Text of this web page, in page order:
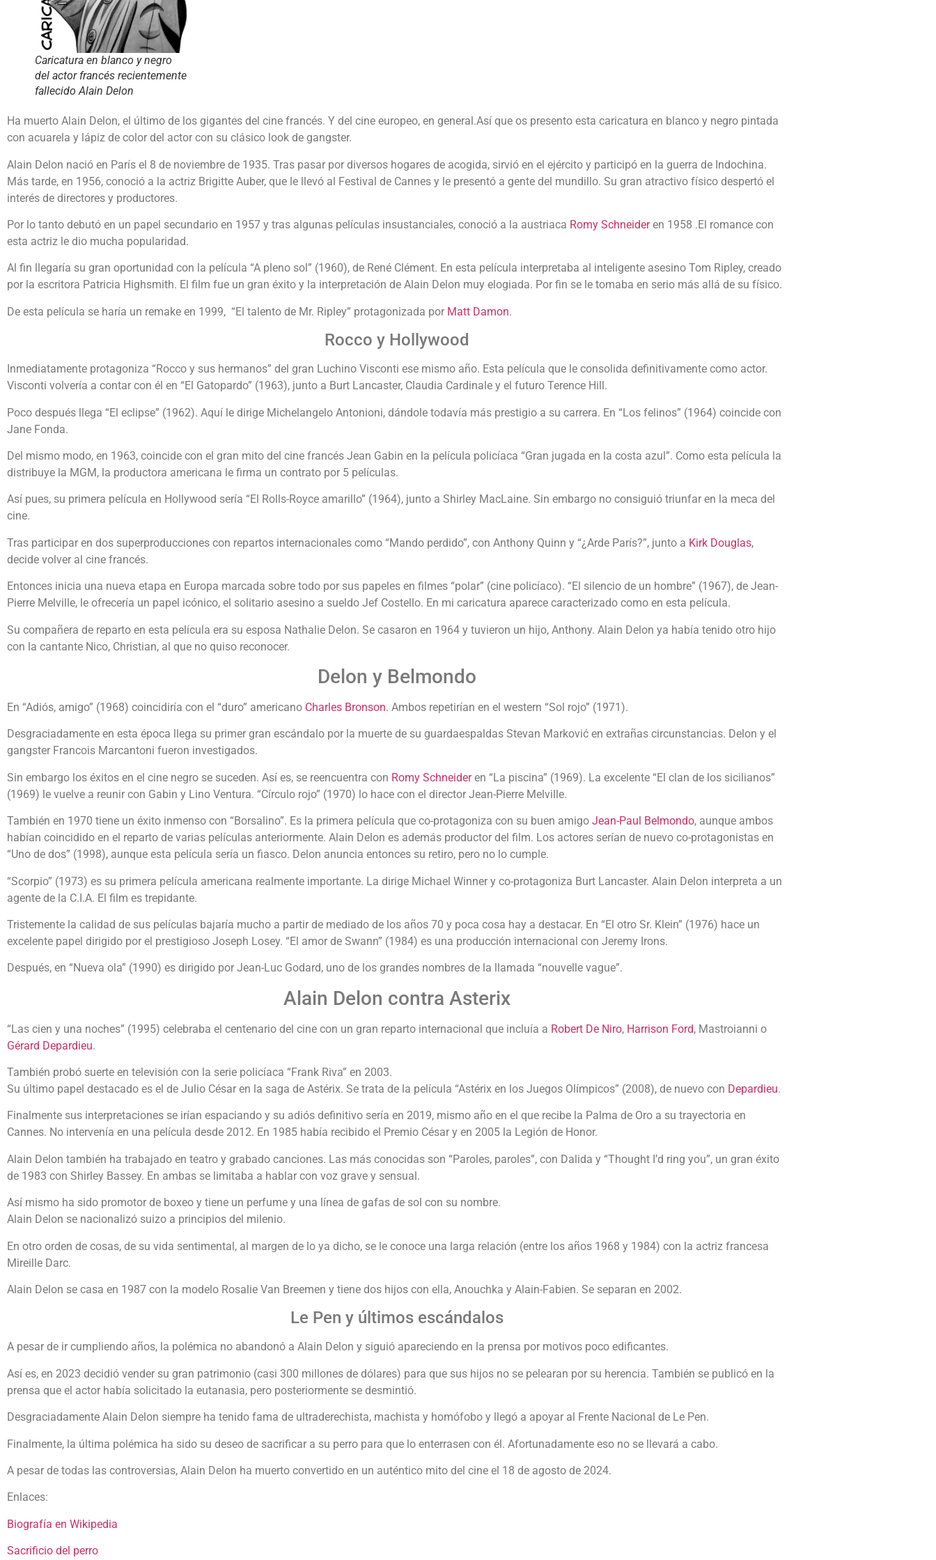
Caricatura en blanco y negro
del actor francés recientemente
fallecido Alain Delon
Ha muerto Alain Delon, el último de los gigantes del cine francés. Y del cine europeo, en general.Así que os presento esta caricatura en blanco y negro pintada
con acuarela y lápiz de color del actor con su clásico look de gangster.
Alain Delon nació en París el 8 de noviembre de 1935. Tras pasar por diversos hogares de acogida, sirvió en el ejército y participó en la guerra de Indochina.
Más tarde, en 1956, conoció a la actriz Brigitte Auber, que le llevó al Festival de Cannes y le presentó a gente del mundillo. Su gran atractivo físico despertó el
interés de directores y productores.
Por lo tanto debutó en un papel secundario en 1957 y tras algunas películas insustanciales, conoció a la austriaca Romy Schneideren 1958 .El romance con
esta actriz le dio mucha popularidad.
Al fin llegaría su gran oportunidad con la película “A pleno sol” (1960), de René Clément. En esta película interpretaba al inteligente asesino Tom Ripley, creado
por la escritora Patricia Highsmith. El film fue un gran éxito y la interpretación de Alain Delon muy elogiada. Por fin se le tomaba en serio más allá de su físico.
De esta película se haría un remake en 1999, “El talento de Mr. Ripley” protagonizada por Matt Damon.
Rocco y Hollywood
Inmediatamente protagoniza “Rocco y sus hermanos” del gran Luchino Visconti ese mismo año. Esta película que le consolida definitivamente como actor.
Visconti volvería a contar con él en “El Gatopardo” (1963), junto a Burt Lancaster, Claudia Cardinale y el futuro Terence Hill.
Poco después llega “El eclipse” (1962). Aquí le dirige Michelangelo Antonioni, dándole todavía más prestigio a su carrera. En “Los felinos” (1964) coincide con
Jane Fonda.
Del mismo modo, en 1963, coincide con el gran mito del cine francés Jean Gabin en la película policíaca “Gran jugada en la costa azul”. Como esta película la
distribuye la MGM, la productora americana le firma un contrato por 5 películas.
Así pues, su primera película en Hollywood sería “El Rolls-Royce amarillo” (1964), junto a Shirley MacLaine. Sin embargo no consiguió triunfar en la meca del
cine.
Tras participar en dos superproducciones con repartos internacionales como “Mando perdido”, con Anthony Quinn y “¿Arde París?”, junto a Kirk Douglas,
decide volver al cine francés.
Entonces inicia una nueva etapa en Europa marcada sobre todo por sus papeles en filmes “polar” (cine policíaco). “El silencio de un hombre” (1967), de Jean-
Pierre Melville, le ofrecería un papel icónico, el solitario asesino a sueldo Jef Costello. En mi caricatura aparece caracterizado como en esta película.
Su compañera de reparto en esta película era su esposa Nathalie Delon. Se casaron en 1964 y tuvieron un hijo, Anthony. Alain Delon ya había tenido otro hijo
con la cantante Nico, Christian, al que no quiso reconocer.
Delon y Belmondo
En “Adiós, amigo” (1968) coincidiría con el “duro” americano Charles Bronson. Ambos repetirían en el western “Sol rojo” (1971).
Desgraciadamente en esta época llega su primer gran escándalo por la muerte de su guardaespaldas Stevan Marković en extrañas circunstancias. Delon y el
gangster Francois Marcantoni fueron investigados.
Sin embargo los éxitos en el cine negro se suceden. Así es, se reencuentra con Romy Schneideren “La piscina” (1969). La excelente “El clan de los sicilianos”
(1969) le vuelve a reunir con Gabin y Lino Ventura. “Círculo rojo” (1970) lo hace con el director Jean-Pierre Melville.
También en 1970 tiene un éxito inmenso con “Borsalino”. Es la primera película que co-protagoniza con su buen amigo Jean-Paul Belmondo, aunque ambos
habían coincidido en el reparto de varias películas anteriormente. Alain Delon es además productor del film. Los actores serían de nuevo co-protagonistas en
“Uno de dos” (1998), aunque esta película sería un fiasco. Delon anuncia entonces su retiro, pero no lo cumple.
“Scorpio” (1973) es su primera película americana realmente importante. La dirige Michael Winner y co-protagoniza Burt Lancaster. Alain Delon interpreta a un
agente de la C.I.A. El film es trepidante.
Tristemente la calidad de sus películas bajaría mucho a partir de mediado de los años 70 y poca cosa hay a destacar. En “El otro Sr. Klein” (1976) hace un
excelente papel dirigido por el prestigioso Joseph Losey. “El amor de Swann” (1984) es una producción internacional con Jeremy Irons.
Después, en “Nueva ola” (1990) es dirigido por Jean-Luc Godard, uno de los grandes nombres de la llamada “nouvelle vague”.
Alain Delon contra Asterix
“Las cien y una noches” (1995) celebraba el centenario del cine con un gran reparto internacional que incluía a Robert De Niro, Harrison Ford, Mastroianni o
Gérard Depardieu.
También probó suerte en televisión con la serie policíaca “Frank Riva” en 2003.
Su último papel destacado es el de Julio César en la saga de Astérix. Se trata de la película “Astérix en los Juegos Olímpicos” (2008), de nuevo con Depardieu.
Finalmente sus interpretaciones se irían espaciando y su adiós definitivo sería en 2019, mismo año en el que recibe la Palma de Oro a su trayectoria en
Cannes. No intervenía en una película desde 2012. En 1985 había recibido el Premio César y en 2005 la Legión de Honor.
Alain Delon también ha trabajado en teatro y grabado canciones. Las más conocidas son “Paroles, paroles”, con Dalida y “Thought I’d ring you”, un gran éxito
de 1983 con Shirley Bassey. En ambas se limitaba a hablar con voz grave y sensual.
Así mismo ha sido promotor de boxeo y tiene un perfume y una línea de gafas de sol con su nombre.
Alain Delon se nacionalizó suizo a principios del milenio.
En otro orden de cosas, de su vida sentimental, al margen de lo ya dicho, se le conoce una larga relación (entre los años 1968 y 1984) con la actriz francesa
Mireille Darc.
Alain Delon se casa en 1987 con la modelo Rosalie Van Breemen y tiene dos hijos con ella, Anouchka y Alain-Fabien. Se separan en 2002.
Le Pen y últimos escándalos
A pesar de ir cumpliendo años, la polémica no abandonó a Alain Delon y siguió apareciendo en la prensa por motivos poco edificantes.
Así es, en 2023 decidió vender su gran patrimonio (casi 300 millones de dólares) para que sus hijos no se pelearan por su herencia. También se publicó en la
prensa que el actor había solicitado la eutanasia, pero posteriormente se desmintió.
Desgraciadamente Alain Delon siempre ha tenido fama de ultraderechista, machista y homófobo y llegó a apoyar al Frente Nacional de Le Pen.
Finalmente, la última polémica ha sido su deseo de sacrificar a su perro para que lo enterrasen con él. Afortunadamente eso no se llevará a cabo.
A pesar de todas las controversias, Alain Delon ha muerto convertido en un auténtico mito del cine el 18 de agosto de 2024.
Enlaces:
Biografía en Wikipedia
Sacrificio del perro